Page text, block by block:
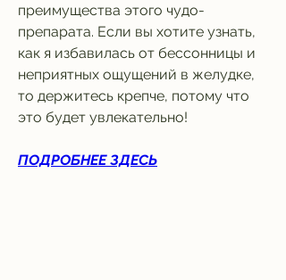
преимущества этого чудо-
препарата. Если вы хотите узнать,
как я избавилась от бессонницы и
неприятных ощущений в желудке,
то держитесь крепче, потому что
это будет увлекательно!
ПОДРОБНЕЕ ЗДЕСЬ